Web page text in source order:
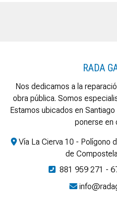
RADA
Nos dedicamos a la
obra pública. Somos
Estamos ubicados en
ponerse en
Vía La Cierva 10 - Polígono
de
881 959 271 -